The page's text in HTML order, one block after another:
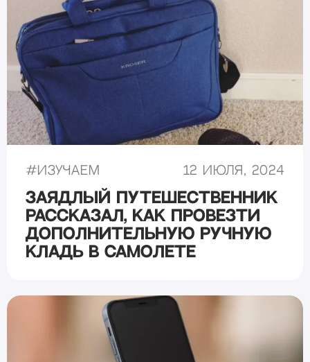
#Изучаем 12 июля, 2024
Заядлый путешественник
рассказал, как провезти
дополнительную ручную
кладь в самолете